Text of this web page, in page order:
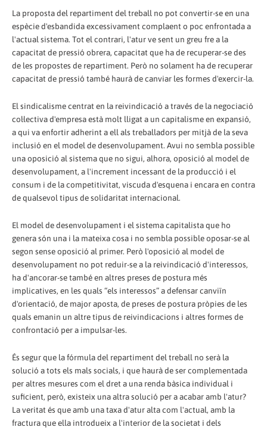
La proposta del repartiment del treball no pot convertir-se en una
espècie d'esbandida excessivament complaent o poc enfrontada a
l'actual sistema. Tot el contrari, l'atur ve sent un greu fre a la
capacitat de pressió obrera, capacitat que ha de recuperar-se des
de les propostes de repartiment. Però no solament ha de recuperar
capacitat de pressió també haurà de canviar les formes d'exercir-la.
El sindicalisme centrat en la reivindicació a través de la negociació
col·lectiva d'empresa està molt lligat a un capitalisme en expansió,
a qui va enfortir adherint a ell als treballadors per mitjà de la seva
inclusió en el model de desenvolupament. Avui no sembla possible
una oposició al sistema que no sigui, alhora, oposició al model de
desenvolupament, a l'increment incessant de la producció i el
consum i de la competitivitat, viscuda d'esquena i encara en contra
de qualsevol tipus de solidaritat internacional.
El model de desenvolupament i el sistema capitalista que ho
genera són una i la mateixa cosa i no sembla possible oposar-se al
segon sense oposició al primer. Però l'oposició al model de
desenvolupament no pot reduir-se a la reivindicació d'interessos,
ha d'ancorar-se també en altres preses de postura més
implicatives, en les quals “els interessos” a defensar canviïn
d'orientació, de major aposta, de preses de postura pròpies de les
quals emanin un altre tipus de reivindicacions i altres formes de
confrontació per a impulsar-les.
És segur que la fórmula del repartiment del treball no serà la
solució a tots els mals socials, i que haurà de ser complementada
per altres mesures com el dret a una renda bàsica individual i
suficient, però, existeix una altra solució per a acabar amb l'atur?
La veritat és que amb una taxa d'atur alta com l'actual, amb la
fractura que ella introdueix a l'interior de la societat i dels